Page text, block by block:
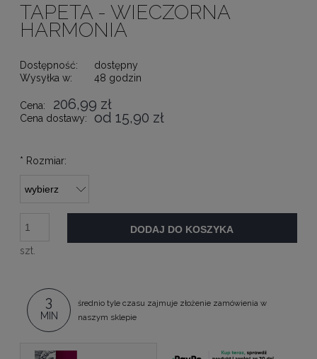
TAPETA - WIECZORNA
HARMONIA
Dostępność:
dostępny
Wysyłka w:
48 godzin
Cena: 206,99 zł
Cena dostawy: od 15,90 zł
* Rozmiar:
szt.
DODAJ DO KOSZYKA
3
MIN
średnio tyle czasu zajmuje złożenie zamówienia w
naszym sklepie